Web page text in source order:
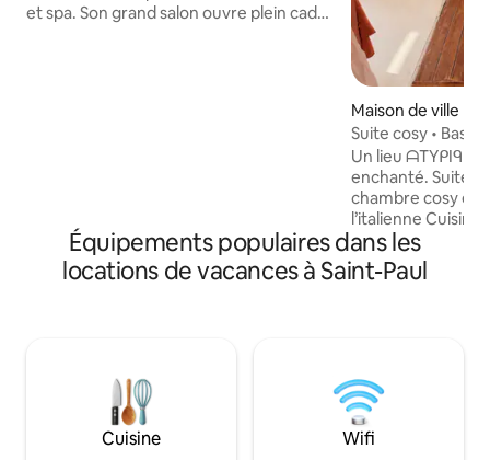
et spa. Son grand salon ouvre plein cadre
Maison de ville ⋅
Suite cosy •
Un lieu
enchanté. Suite lumineuse Une
chambre cosy et
l’italienne Cuisine d’été et Terrasse Á
l’extérieur, dans le
minéral artisanal
piscine• Différent
classique Le
la porte passée.
Équipements populaires dans les
locations de vacances à Saint-Paul
Cuisine Wifi